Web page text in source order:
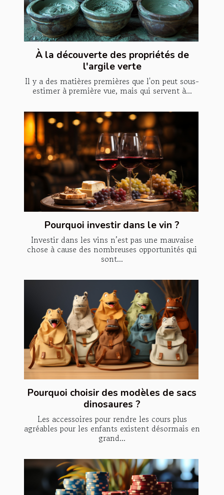
À la découverte des propriétés de
l'argile verte
Il y a des matières premières que l'on peut sous-
estimer à première vue, mais qui servent à...
Pourquoi investir dans le vin ?
Investir dans les vins n’est pas une mauvaise
chose à cause des nombreuses opportunités qui
sont...
Pourquoi choisir des modèles de sacs
dinosaures ?
Les accessoires pour rendre les cours plus
agréables pour les enfants existent désormais en
grand...